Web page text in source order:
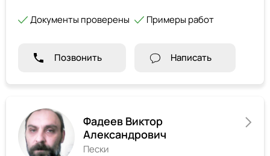
Документы проверены Примеры работ
Позвонить Написать
Фадеев Виктор
Александрович
Пески